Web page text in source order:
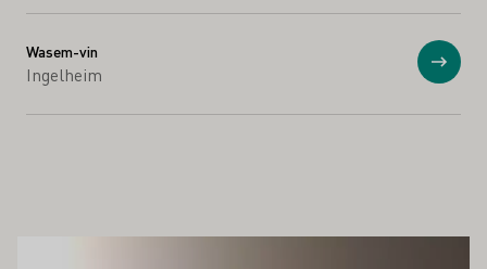
Wasem-vin
Ingelheim Vis
INTERESSERE DEG